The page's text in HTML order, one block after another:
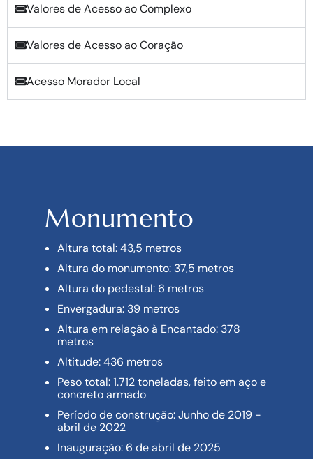
Valores de Acesso ao Complexo
Valores de Acesso ao Coração
Acesso Morador Local
Monumento
Altura total: 43,5 metros
Altura do monumento: 37,5 metros
Altura do pedestal: 6 metros
Envergadura: 39 metros
Altura em relação à Encantado: 378
metros
Altitude: 436 metros
Peso total: 1.712 toneladas, feito em aço e
concreto armado
Período de construção: Junho de 2019 -
abril de 2022
Inauguração: 6 de abril de 2025